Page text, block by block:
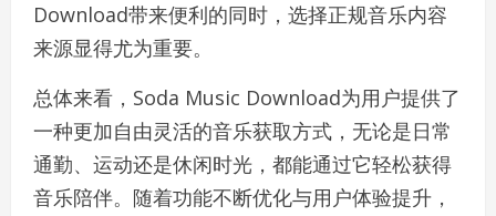
Download带来便利的同时，选择正规音乐内容
来源显得尤为重要。
总体来看，Soda Music Download为用户提供了
一种更加自由灵活的音乐获取方式，无论是日常
通勤、运动还是休闲时光，都能通过它轻松获得
音乐陪伴。随着功能不断优化与用户体验提升，